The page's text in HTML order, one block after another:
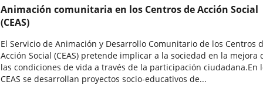
Animación comunitaria en los Centros de Acción Social
(CEAS)
El Servicio de Animación y Desarrollo Comunitario de los Centros
Acción Social (CEAS) pretende implicar a la sociedad en la mejora
las condiciones de vida a través de la participación ciudadana.En
CEAS se desarrollan proyectos socio-educativos de...